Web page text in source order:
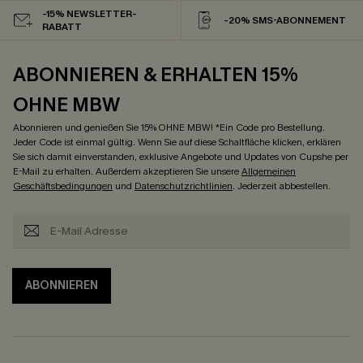
-15% NEWSLETTER-
RABATT
-20% SMS-ABONNEMENT
ABONNIEREN & ERHALTEN 15%
OHNE MBW
Abonnieren und genießen Sie 15% OHNE MBW! *Ein Code pro Bestellung.
Jeder Code ist einmal gültig. Wenn Sie auf diese Schaltfläche klicken, erklären
Sie sich damit einverstanden, exklusive Angebote und Updates von Cupshe per
E-Mail zu erhalten. Außerdem akzeptieren Sie unsereAllgemeinen
Geschäftsbedingungen und Datenschutzrichtlinien. Jederzeit abbestellen.
ABONNIEREN